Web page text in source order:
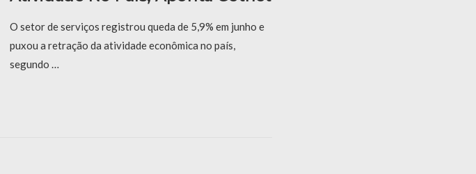
O setor de serviços registrou queda de 5,9% em junho e
puxou a retração da atividade econômica no país,
segundo …